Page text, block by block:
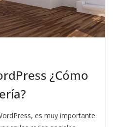
¿Cómo
es muy importante